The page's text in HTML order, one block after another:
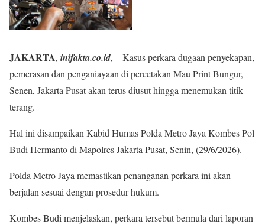
JAKARTA, inifakta.co.id, – Kasus perkara dugaan penyekapan,
pemerasan dan penganiayaan di percetakan Mau Print Bungur,
Senen, Jakarta Pusat akan terus diusut hingga menemukan titik
terang.
Hal ini disampaikan Kabid Humas Polda Metro Jaya Kombes Pol
Budi Hermanto di Mapolres Jakarta Pusat, Senin, (29/6/2026).
Polda Metro Jaya memastikan penanganan perkara ini akan
berjalan sesuai dengan prosedur hukum.
Kombes Budi menjelaskan, perkara tersebut bermula dari laporan